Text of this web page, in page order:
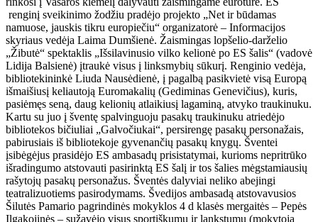
renginį sveikinimo žodžiu pradėjo projekto „Net ir būdamas
namuose, jauskis tikru europiečiu“ organizatorė – Informacijos
skyriaus vedėja Laima Dumšienė. Žaismingas lopšelio-darželio
„Žibutė“ spektaklis „Išsilavinusio vilko kelionė po ES šalis“ (vadovė
Lidija Balsienė) įtraukė visus į linksmybių sūkurį. Renginio vedėja,
bibliotekininkė Liuda Nausėdienė, į pagalbą pasikvietė visą Europą
išmaišiusį keliautoją Euromakalių (Gediminas Genevičius), kuris,
pasiėmęs seną, daug kelionių atlaikiusį lagaminą, atvyko traukinuku.
Kartu su juo į šventę spalvinguoju pasakų traukinuku atriedėjo
bibliotekos bičiuliai „Galvočiukai“, persirengę pasakų personažais,
pabirusiais iš bibliotekoje gyvenančių pasakų knygų. Šventei
įsibėgėjus prasidėjo ES ambasadų prisistatymai, kurioms nepritrūko
išradingumo atstovauti pasirinktą ES šalį ir tos šalies mėgstamiausių
rašytojų pasakų personažus. Šventės dalyviai neliko abejingi
teatralizuotiems pasirodymams. Švedijos ambasadą atstovavusios
Šilutės Pamario pagrindinės mokyklos 4 d klasės mergaitės – Pepės
Ilgakojinės – sužavėjo visus sportiškumu ir lankstumu (mokytoja